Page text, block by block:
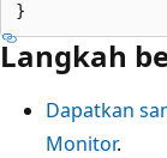
Langkah
Dapatkan
Monitor.